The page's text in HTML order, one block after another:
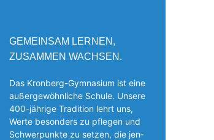
GEMEINSAM LERNEN,
ZUSAMMEN WACHSEN.
Das Kronberg-Gymnasium ist eine
außergewöhnliche Schule. Unsere
400-jährige Tradition lehrt uns,
Werte besonders zu pflegen und
Schwerpunkte zu setzen, die jen­